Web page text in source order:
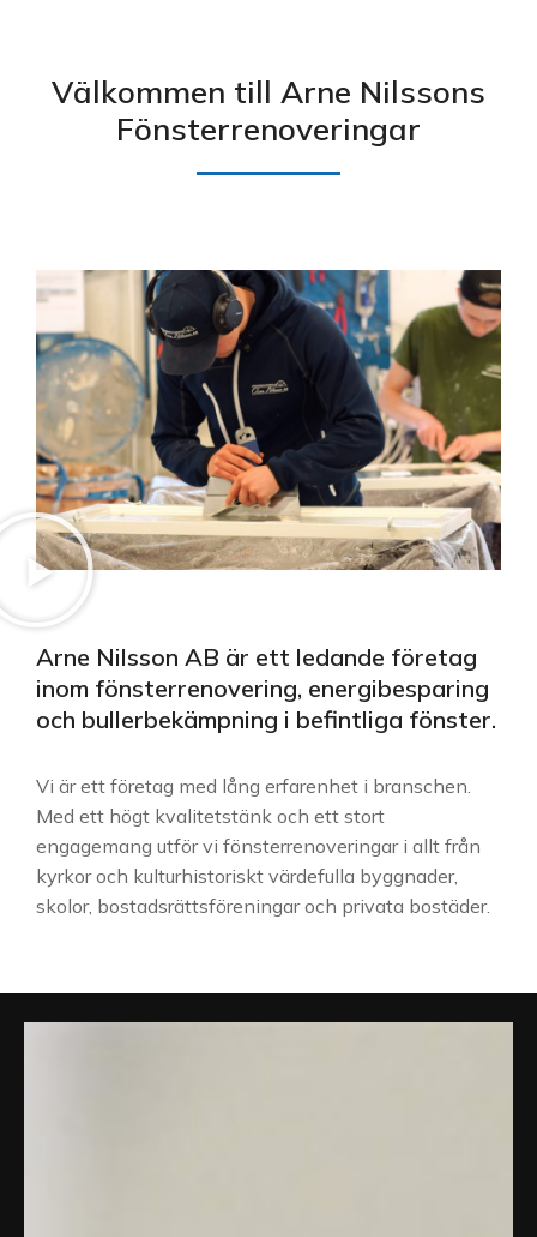
Välkommen till Arne Nilssons
Fönsterrenoveringar
Arne Nilsson AB är ett ledande företag
inom fönsterrenovering, energibesparing
och bullerbekämpning i befintliga fönster.
Vi är ett företag med lång erfarenhet i branschen.
Med ett högt kvalitetstänk och ett stort
engagemang utför vi fönsterrenoveringar i allt från
kyrkor och kulturhistoriskt värdefulla byggnader,
skolor, bostadsrättsföreningar och privata bostäder.